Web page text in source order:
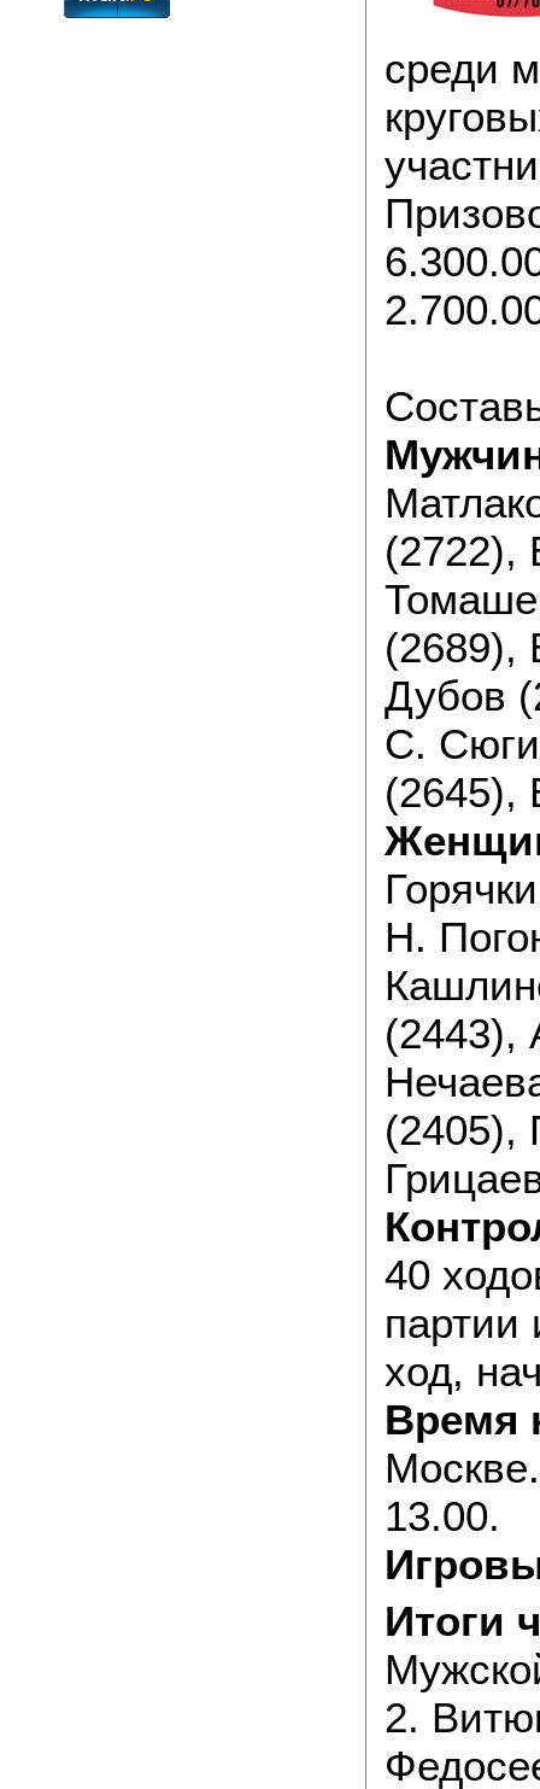
среди
(2722),
(2689),
Дубов
С.
(2645),
Н.
(2443),
(2405),
40
партии
ход,
Время
13.00.
Итоги
2.